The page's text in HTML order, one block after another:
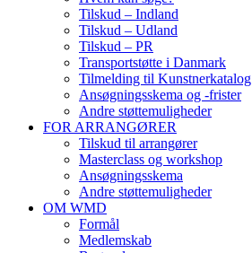
Tilskud – Indland
Tilskud – Udland
Tilskud – PR
Transportstøtte i Danmark
Tilmelding til Kunstnerkatalog
Ansøgningsskema og -frister
Andre støttemuligheder
FOR ARRANGØRER
Tilskud til arrangører
Masterclass og workshop
Ansøgningsskema
Andre støttemuligheder
OM WMD
Formål
Medlemskab